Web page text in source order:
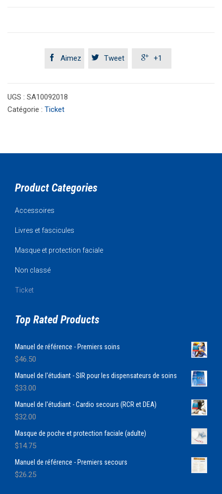
 Aimez  Tweet  +1
UGS : SA10092018
Catégorie : Ticket
Product Categories
Accessoires
Livres et fascicules
Masque et protection faciale
Non classé
Ticket
Top Rated Products
Manuel de référence - Premiers soins
$46.50
Manuel de l'étudiant - SIR pour les dispensateurs de soins
$33.00
Manuel de l'étudiant - Cardio secours (RCR et DEA)
$32.00
Masque de poche et protection faciale (adulte)
$14.75
Manuel de référence - Premiers secours
$26.25